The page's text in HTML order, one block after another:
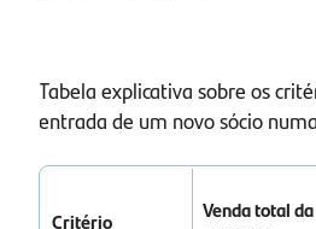
Tabela explicativa sobre os
entrada de um novo sócio
Critério
Venda total da